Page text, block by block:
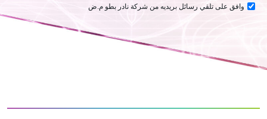
وافق على تلقي رسائل بريديه من شركة نادر بطو م.ض